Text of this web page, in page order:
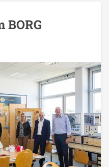
BORG